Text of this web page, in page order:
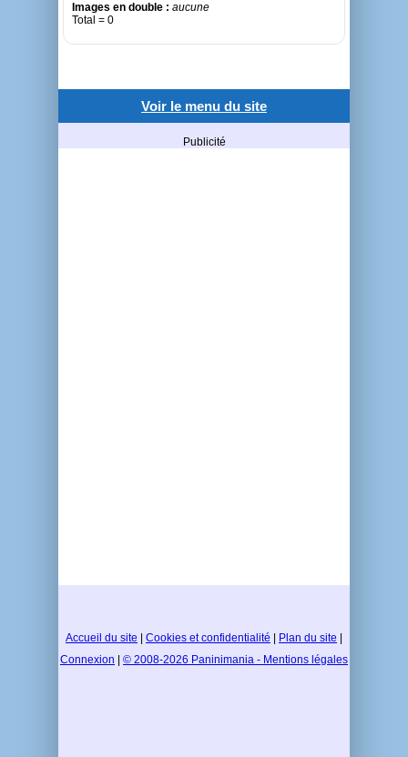
Images en double : aucune
Total = 0
Voir le menu du site
Publicité
Accueil du site Cookies et confidentialité Plan du site
Connexion
© 2008-2026 Paninimania - Mentions légales